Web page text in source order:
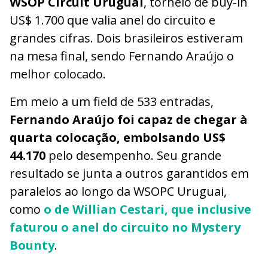
US$ 1.700 que valia anel do circuito e
grandes cifras. Dois brasileiros estiveram
na mesa final, sendo Fernando Araújo o
melhor colocado.
Em meio a um field de 533 entradas,
Fernando Araújo foi capaz de chegar à
quarta colocação, embolsando US$
44.170 pelo desempenho. Seu grande
resultado se junta a outros garantidos em
paralelos ao longo da WSOPC Uruguai,
como o de Willian Cestari, que inclusive
faturou o anel do circuito no Mystery
Bounty.